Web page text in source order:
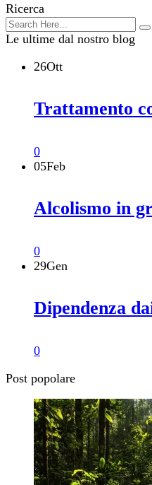
Ricerca
Le ultime dal nostro blog
26Ott
Trattamento
0
05Feb
Alcolismo in
0
29Gen
Dipendenza
0
Post popolare